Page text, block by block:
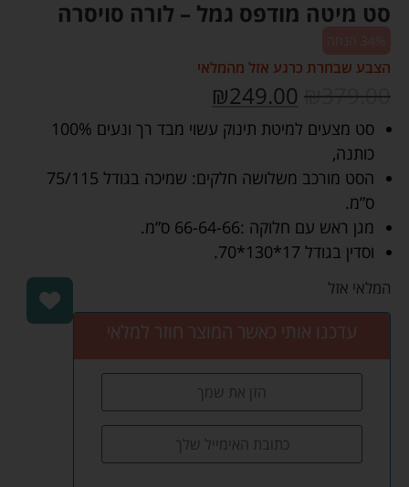
סט מיטה מודפס גמל – לורה סויסרה
הצבע שבחרת כרגע אזל מהמלאי
₪379.00
₪249.00
סט מצעים למיטת תינוק עשוי מבד רך ונעים 100%
כותנה,
הסט מורכב משלושה חלקים: שמיכה בגודל 75/115
ס”מ.
מגן ראש עם חלוקה :66-64-66 ס”מ.
וסדין בגודל 17*130*70.
המלאי אזל
עדכנו אותי כאשר המוצר חוזר למלאי